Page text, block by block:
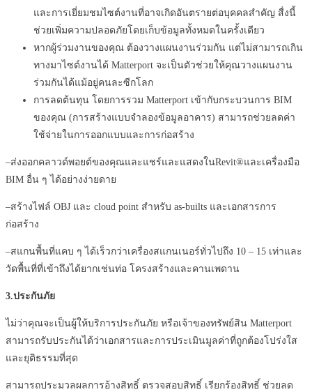
และการเยี่ยมชมไซต์งานที่อาจเกิดอันตรายต่อบุคคลสำคัญ สื่งนี้
ช่วยเพิ่มความปลอดภัยโดยเก็บข้อมูลทั้งหมดในครั้งเดียว
หากผู้ร่วมงานของคุณ ต้องวางแผนงานร่วมกัน แต่ไม่สามารถเกิน
ทางมาไซต์งานได้ Matterport จะเป็นตัวช่วยให้คุณวางแผนงาน
ร่วมกันได้แม้อยู่คนละซีกโลก
การลดต้นทุน โดยการรวม Matterport เข้ากับกระบวนการ BIM
ของคุณ (การสร้างแบบจำลองข้อมูลอาคาร) สามารถช่วยลดค่า
ใช้จ่ายในการออกแบบและการก่อสร้าง
–ส่งออกคลาวด์พอยต์ของคุณและแชร์และแสดงในRevit®และเครื่องมือ
BIM อื่น ๆ ได้อย่างง่ายดาย
–สร้างไฟล์ OBJ และ cloud point สำหรับ as-builts และเอกสารการ
ก่อสร้าง
–สแกนพื้นที่แคบ ๆ ได้เร็วกว่าเครื่องสแกนเนอร์ทั่วไปถึง 10 – 15 เท่าและ
วัดพื้นที่ที่เข้าถึงได้ยากเช่นท่อ โครงสร้างและคานเพดาน
3.ประกันภัย
ไม่ว่าคุณจะเป็นผู้ให้บริการประกันภัย หรือเจ้าของทรัพย์สิน Matterport
สามารถรับประกันได้ว่าเอกสารและการประเมินมูลค่าที่ถูกต้องโปร่งใส
และยุติธรรมที่สุด
สามารถประมวลผลการอ้างสิทธิ์ ตรวจสอบสิทธิ์ เรียกร้องสิทธิ์ ช่วยลด